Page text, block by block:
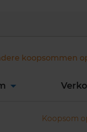
koopsommen
Koopsom